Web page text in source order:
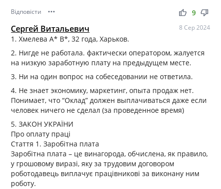
Відповісти ••• thumb_up thumb_down
9
Сергей Витальевич 8 Сер 2024
1. Хмелева А* В*, 32 года, Харьков.
2. Нигде не работала. фактически оператором, жалуется
на низкую заработную плату на предыдущем месте.
3. Ни на один вопрос на собеседовании не ответила.
4. Не знает экономику, маркетинг, опыта продаж нет.
Понимает, что “Оклад” должен выплачиваться даже если
человек ничего не сделал (за проведенное время)
5. ЗАКОН УКРАЇНИ
Про оплату праці
Стаття 1. Заробітна плата
Заробітна плата – це винагорода, обчислена, як правило,
у грошовому виразі, яку за трудовим договором
роботодавець виплачує працівникові за виконану ним
роботу.